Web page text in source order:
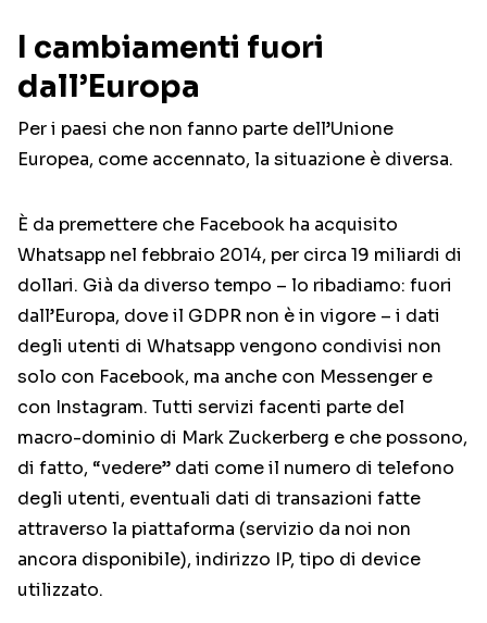
I cambiamenti fuori
dall’Europa
Per i paesi che non fanno parte dell’Unione
Europea, come accennato, la situazione è diversa.
È da premettere che Facebook ha acquisito
Whatsapp nel febbraio 2014, per circa 19 miliardi di
dollari. Già da diverso tempo – lo ribadiamo: fuori
dall’Europa, dove il GDPR non è in vigore – i dati
degli utenti di Whatsapp vengono condivisi non
solo con Facebook, ma anche con Messenger e
con Instagram. Tutti servizi facenti parte del
macro-dominio di Mark Zuckerberg e che possono,
di fatto, “vedere” dati come il numero di telefono
degli utenti, eventuali dati di transazioni fatte
attraverso la piattaforma (servizio da noi non
ancora disponibile), indirizzo IP, tipo di device
utilizzato.